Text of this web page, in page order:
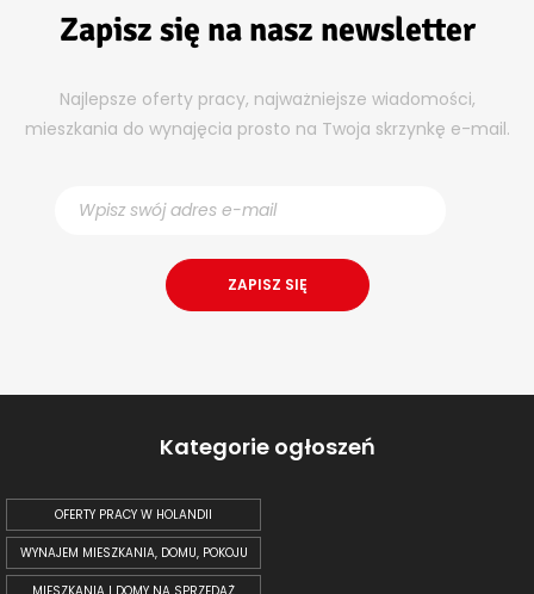
Zapisz się na nasz newsletter
Najlepsze oferty pracy, najważniejsze wiadomości,
mieszkania do wynajęcia prosto na Twoja skrzynkę e-mail.
Kategorie ogłoszeń
OFERTY PRACY W HOLANDII
WYNAJEM MIESZKANIA, DOMU, POKOJU